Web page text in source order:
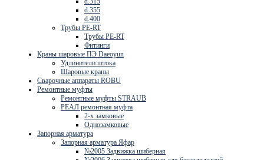
d.355
d.400
Трубы PE-RT
Трубы PE-RT
Фитинги
Краны шаровые ПЭ Daeoyun
Удлинители штока
Шаровые краны
Сварочные аппараты ROBU
Ремонтные муфты
Ремонтные муфты STRAUB
РЕАЛ ремонтная муфта
2-х замковые
Однозамковые
Запорная арматура
Запорная арматура Яфар
№2005 Задвижка шиберная